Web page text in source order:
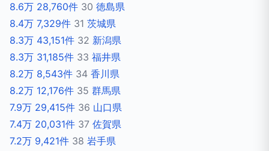
8.6万 28,760件 30 徳島県
8.4万 7,329件 31 茨城県
8.3万 43,151件 32 新潟県
8.3万 31,185件 33 福井県
8.2万 8,543件 34 香川県
8.2万 12,176件 35 群馬県
7.9万 29,415件 36 山口県
7.4万 20,031件 37 佐賀県
7.2万 9,421件 38 岩手県